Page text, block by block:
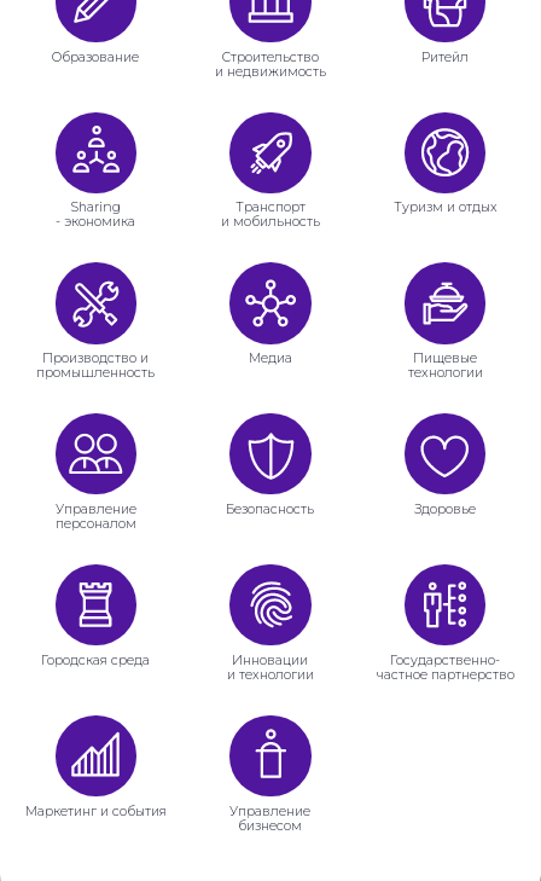
Образование
Строительство
и недвижимость
Ритейл
Sharing
- экономика
Транспорт
и мобильность
Туризм и отдых
Производство и
промышленность
Медиа
Пищевые
технологии
Управление
персоналом
Безопасность Здоровье
Городская среда
Инновации
и технологии
Государственно-
частное партнерство
Маркетинг и события
Управление
бизнесом